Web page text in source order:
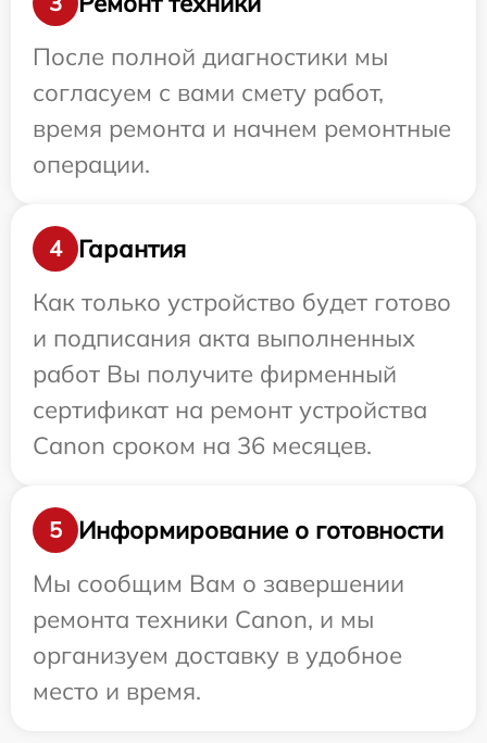
После полной диагностики мы
согласуем с вами смету работ,
время ремонта и начнем ремонтные
операции.
4
Гарантия
Как только устройство будет готово
и подписания акта выполненных
работ Вы получите фирменный
сертификат на ремонт устройства
Canon сроком на 36 месяцев.
5
Информирование о готовности
Мы сообщим Вам о завершении
ремонта техники Canon, и мы
организуем доставку в удобное
место и время.